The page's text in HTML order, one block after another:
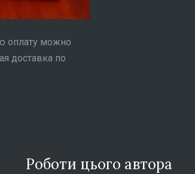
оплату можно
доставка по
Роботи цього автора